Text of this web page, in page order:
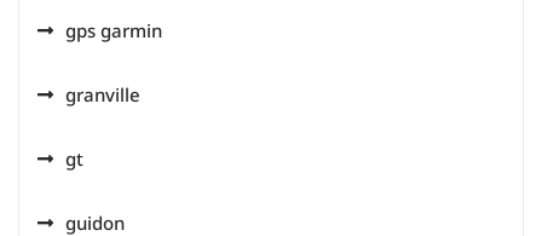
gps garmin
granville
gt
guidon